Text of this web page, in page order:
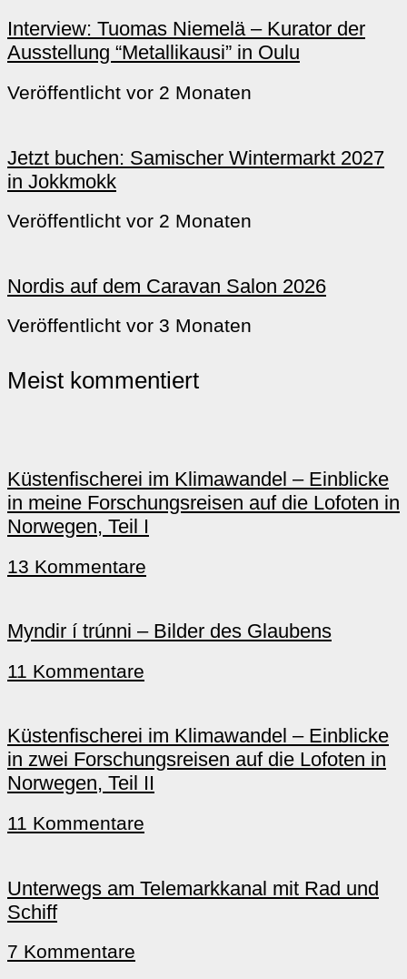
Interview: Tuomas Niemelä – Kurator der
Ausstellung “Metallikausi” in Oulu
Veröffentlicht vor 2 Monaten
Jetzt buchen: Samischer Wintermarkt 2027
in Jokkmokk
Veröffentlicht vor 2 Monaten
Nordis auf dem Caravan Salon 2026
Veröffentlicht vor 3 Monaten
Meist kommentiert
Küstenfischerei im Klimawandel – Einblicke
in meine Forschungsreisen auf die Lofoten in
Norwegen, Teil I
13 Kommentare
Myndir í trúnni – Bilder des Glaubens
11 Kommentare
Küstenfischerei im Klimawandel – Einblicke
in zwei Forschungsreisen auf die Lofoten in
Norwegen, Teil II
11 Kommentare
Unterwegs am Telemarkkanal mit Rad und
Schiff
7 Kommentare